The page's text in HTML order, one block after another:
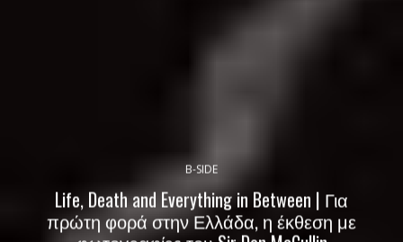
B-SIDE
Life, Death and Everything in Between | Για
πρώτη φορά στην Ελλάδα, η έκθεση με